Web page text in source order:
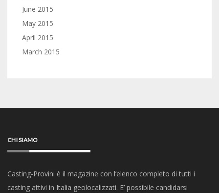
June 2015
May 2015
April 2015
March 2015
CHI SIAMO
Casting-Provini è il magazine con l’elenco completo di tutti i
casting attivi in Italia geolocalizzati. E’ possibile candidarsi